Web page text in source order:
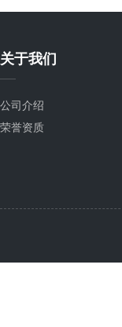
关于我们
公司介绍
荣誉资质